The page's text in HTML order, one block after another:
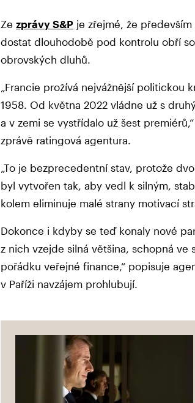
Ze zprávy S&P je zřejmé, že
dostat dlouhodobě pod kontrolu obří
obrovských dluhů.
„Francie prožívá nejvážnější politickou
1958. Od května 2022 vládne už s
a v zemi se vystřídalo už šest
zprávě ratingová agentura.
„To je bezprecedentní stav, protože
byl vytvořen tak, aby vedl k silným,
kolem eliminuje malé strany motivací
Dokonce i kdyby se teď konaly nové
z nich vzejde silná většina, schopná
pořádku veřejné finance,“ popisuje
v Paříži navzájem prohlubují.